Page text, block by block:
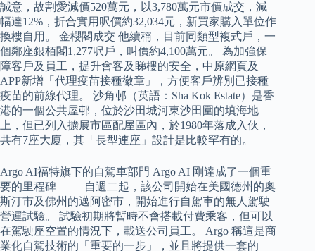
誠意，故割愛減價520萬元，以3,780萬元市價成交，減
幅達12%，折合實用呎價約32,034元，新買家購入單位作
換樓自用。 金櫻閣成交 他續稱，目前同類型複式戶，一
個鄰座銀栢閣1,277呎戶，叫價約4,100萬元。 為加強保
障客戶及員工，提升會客及睇樓的安全，中原網頁及
APP新增「代理疫苗接種徽章」，方便客戶辨別已接種
疫苗的前線代理。 沙角邨（英語：Sha Kok Estate）是香
港的一個公共屋邨，位於沙田城河東沙田圍的填海地
上，但已列入擴展市區配屋區內，於1980年落成入伙，
共有7座大廈，其「長型連座」設計是比較罕有的。
Argo AI福特旗下的自駕車部門 Argo AI 剛達成了一個重
要的里程碑 —— 自週二起，該公司開始在美國德州的奧
斯汀市及佛州的邁阿密市，開始進行自駕車的無人駕駛
營運試驗。 試驗初期將暫時不會搭載付費乘客，但可以
在駕駛座空置的情況下，載送公司員工。 Argo 稱這是商
業化自駕技術的「重要的一步」，並且將提供一套的